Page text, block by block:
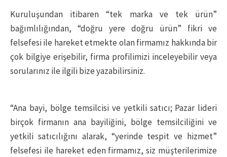
Kuruluşundan itibaren “tek marka ve tek ürün”
bağımlılığından, “doğru yere doğru ürün” fikri ve
felsefesi ile hareket etmekte olan firmamız hakkında bir
çok bilgiye erişebilir, firma profilimizi inceleyebilir veya
sorularınız ile ilgili bize yazabilirsiniz.
“Ana bayi, bölge temsilcisi ve yetkili satıcı; Pazar lideri
birçok firmanın ana bayiliğini, bölge temsilciliğini ve
yetkili satıcılığını alarak, “yerinde tespit ve hizmet”
felsefesi ile hareket eden firmamız, siz müşterilerimize